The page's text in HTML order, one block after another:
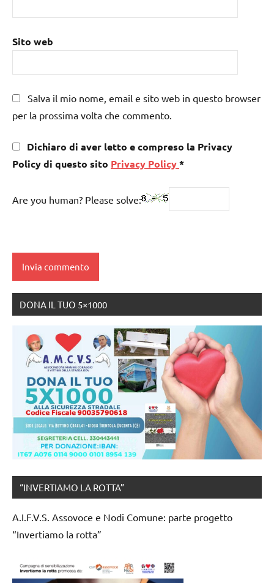
Sito web
Salva il mio nome, email e sito web in questo browser
per la prossima volta che commento.
Dichiaro di aver letto e compreso la Privacy
Policy di questo sito Privacy Policy*
Are you human? Please solve:
DONA IL TUO 5×1000
“INVERTIAMO LA ROTTA”
A.I.F.V.S. Assovoce e Nodi Comune: parte progetto
“Invertiamo la rotta”